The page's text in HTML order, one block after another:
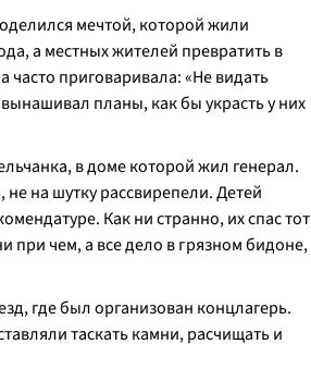
мечтой, которой жили
а местных жителей превратить в
приговаривала: «Не видать
планы, как бы украсть у них
в доме которой жил генерал.
на шутку рассвирепели. Детей
Как ни странно, их спас тот
при чем, а все дело в грязном бидоне,
где был организован концлагерь.
таскать камни, расчищать и